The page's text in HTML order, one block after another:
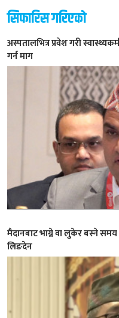
सिफारिस गरिएको
अस्पतालभित्र प्रवेश गरी
गर्न माग
मैदानबाट भाग्ने वा लुकेर बस्ने समय
लिङदेन